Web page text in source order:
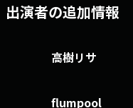
出演者の追加情報
高樹リサ
flumpool